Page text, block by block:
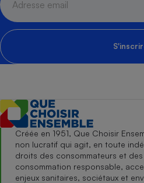
Créée en 1951, Que Choisir
non lucratif qui agit, en toute
droits des consommateurs et
consommation responsable,
enjeux sanitaires, sociétaux et